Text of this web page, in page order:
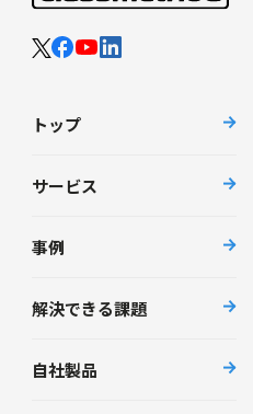
トップ
サービス
事例
解決できる課題
自社製品